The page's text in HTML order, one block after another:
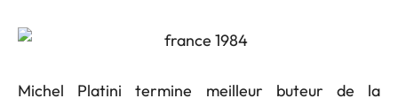
Michel Platini termine meilleur buteur de la